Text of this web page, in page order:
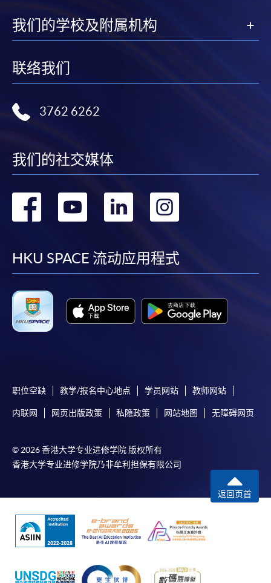
我们的学校及附属机构
联络我们
3762 6262
我们的社交媒体
转
facebook
转
youtube
转
linkedin
HKU SPACE 流动应用程式
职位空缺 教学/报名中心地点 学员网站 教师网站
内联网 网页出版政策 私隐政策 网站地图 无障碍网页
© 2026 香港大学专业进修学院 版权所有
香港大学专业进修学院乃非牟利担保有限公司
返回页首